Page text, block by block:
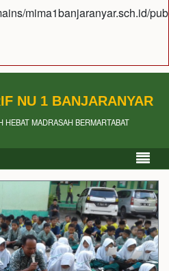
mima1banjaranyar.sch.id/
NU 1 BANJARANYAR
HEBAT MADRASAH BERMARTABAT